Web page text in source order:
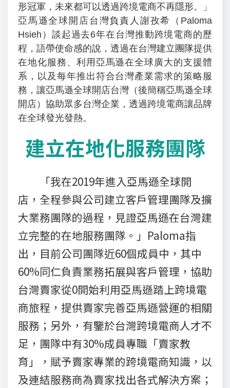
形冠軍，未來都可以透過跨境電商不再隱形。」
亞馬遜全球開店台灣負責人謝孜希（Paloma
Hsieh）談起過去6年在台灣推動跨境電商的歷
程，語帶使命感的說，透過在台灣建立團隊提供
在地化服務、利用亞馬遜在全球廣大的支援體
系，以及每年推出符合台灣產業需求的策略服
務，讓亞馬遜全球開店台灣（後簡稱亞馬遜全球
開店）協助眾多台灣企業，透過跨境電商讓品牌
在全球發光發熱。
建立在地化服務團隊
「我在2019年進入亞馬遜全球開
店，全程參與公司建立客戶管理團隊及擴
大業務團隊的過程，見證亞馬遜在台灣建
立完整的在地服務團隊。」Paloma指
出，目前公司團隊近60個成員中，其中
60%同仁負責業務拓展與客戶管理，協助
台灣賣家從0開始利用亞馬遜踏上跨境電
商旅程，提供賣家完善亞馬遜營運的相關
服務；另外，有鑒於台灣跨境電商人才不
足，團隊中有30%成員專職「賣家教
育」，賦予賣家專業的跨境電商知識，以
及連結服務商為賣家找出各式解決方案；